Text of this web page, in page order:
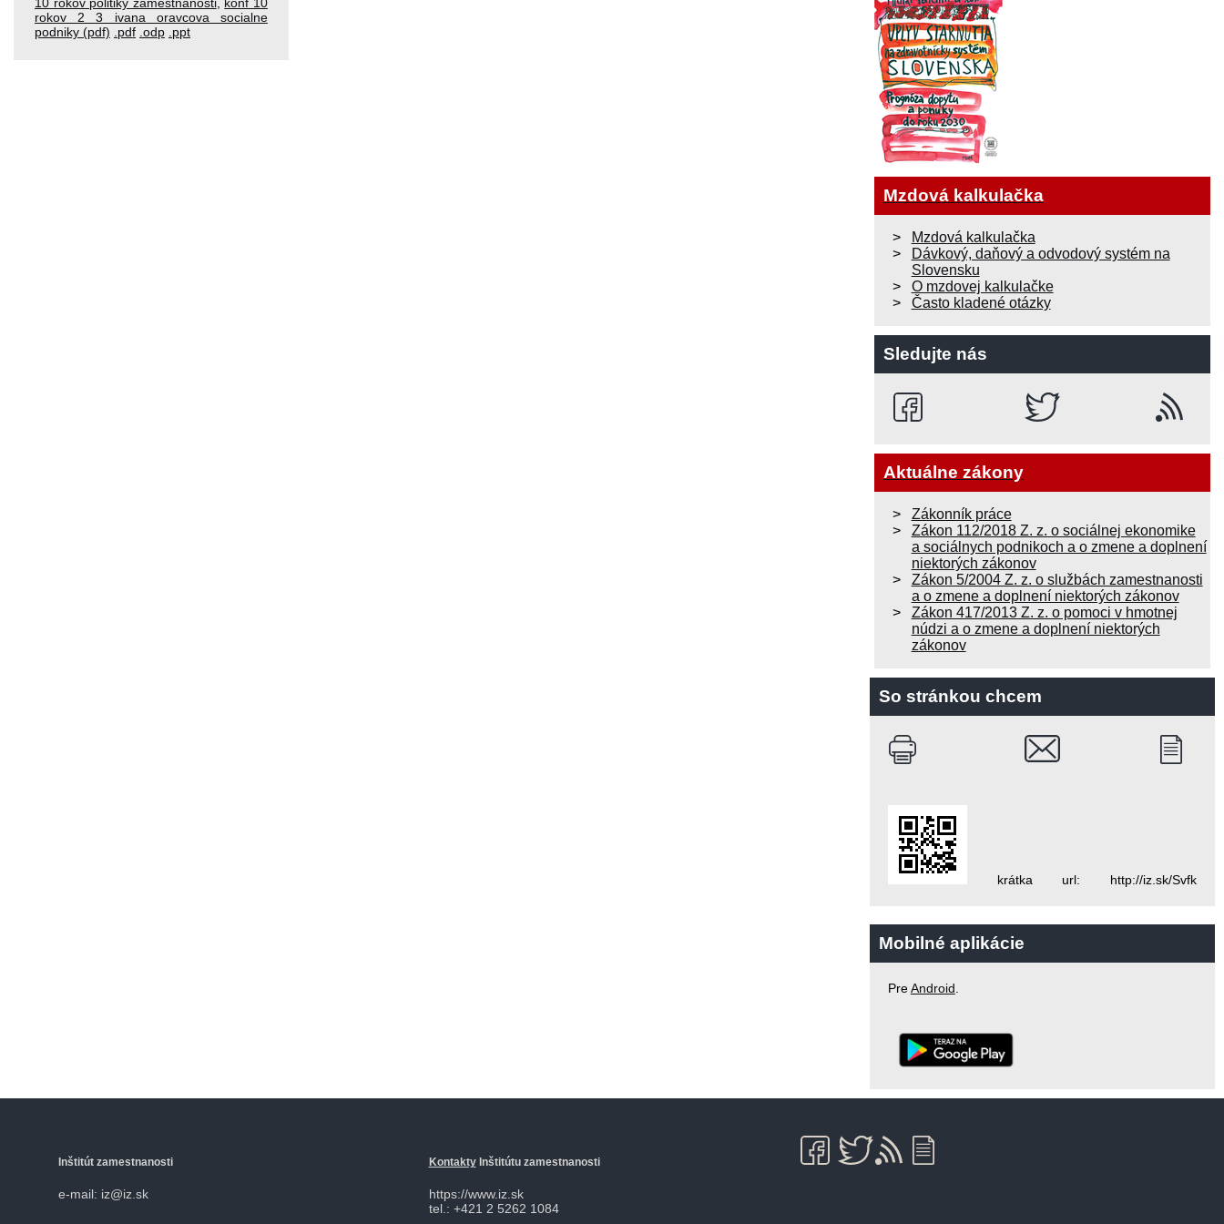
10 rokov politiky zamestnanosti, konf 10
rokov 2 3 ivana oravcova socialne
podniky (pdf) .pdf .odp .ppt
Mzdová kalkulačka
Mzdová kalkulačka
Dávkový, daňový a odvodový systém na
Slovensku
O mzdovej kalkulačke
Často kladené otázky
Sledujte nás
Aktuálne zákony
Zákonník práce
Zákon 112/2018 Z. z. o sociálnej ekonomike
a sociálnych podnikoch a o zmene a doplnení
niektorých zákonov
Zákon 5/2004 Z. z. o službách zamestnanosti
a o zmene a doplnení niektorých zákonov
Zákon 417/2013 Z. z. o pomoci v hmotnej
núdzi a o zmene a doplnení niektorých
zákonov
So stránkou chcem
krátka url: http://iz.sk/Svfk
Mobilné aplikácie
PreAndroid
Inštitút zamestnanosti
e-mail: iz@iz.sk
KontaktyInštitútu zamestnanosti
https://www.iz.sk
tel.: +421 2 5262 1084